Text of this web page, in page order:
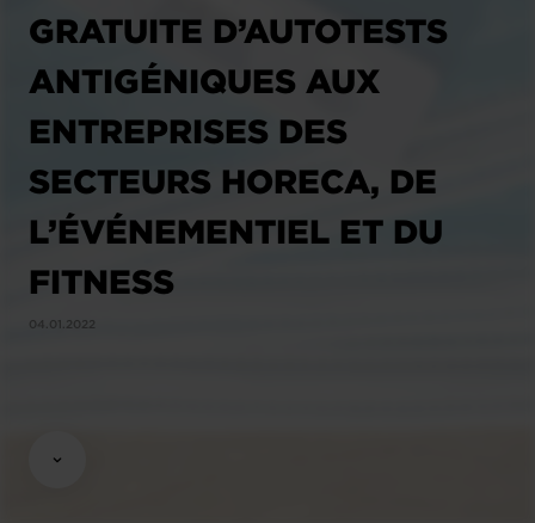
GRATUITE D’AUTOTESTS
ANTIGÉNIQUES AUX
ENTREPRISES DES
SECTEURS HORECA, DE
L’ÉVÉNEMENTIEL ET DU
FITNESS
04.01.2022